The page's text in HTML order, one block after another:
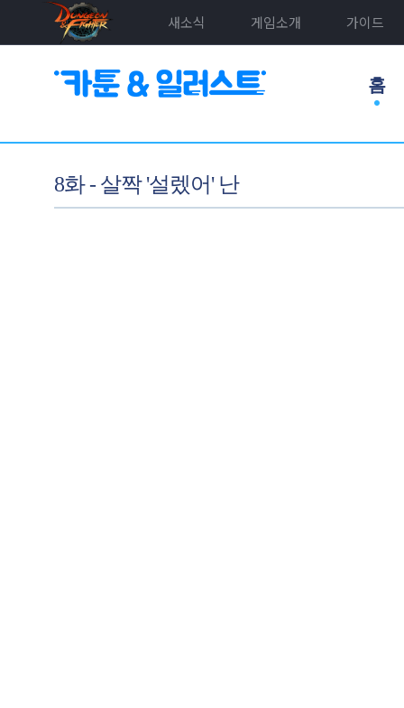
새소식 게임소개 가이드
홈
8화 - 살짝 '설렜어' 난